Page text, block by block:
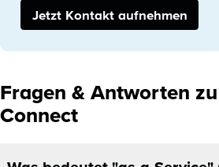
Jetzt Kontakt aufnehmen
Fragen & Antworten
Connect